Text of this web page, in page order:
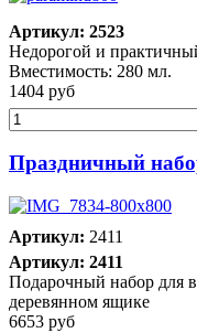
Артикул: 2523
Недорогой и
Вместимость: 280 мл.
1404 руб
Праздничный
Артикул: 2411
Артикул: 2411
Подарочный набор для
деревянном ящике
6653 руб